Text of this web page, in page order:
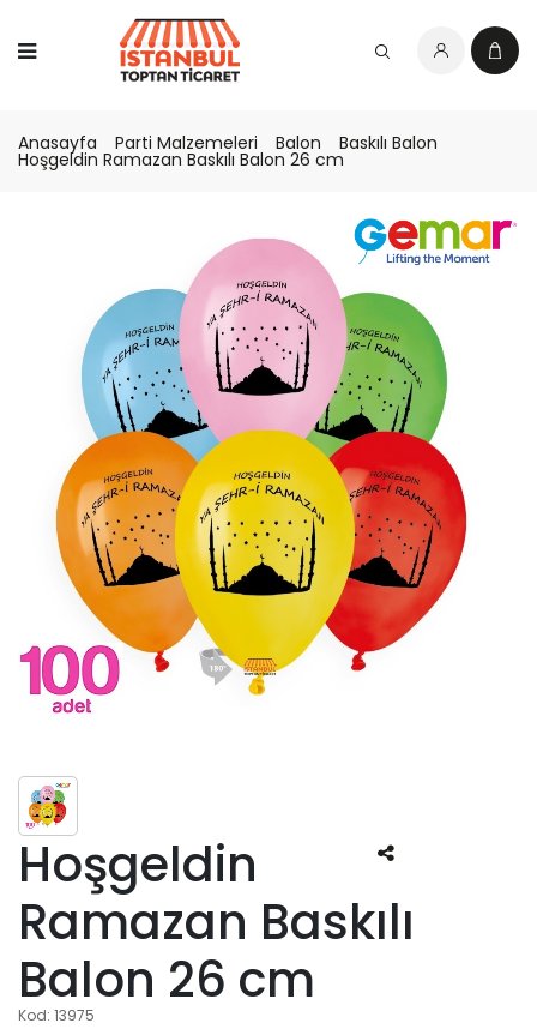
Anasayfa Parti Malzemeleri Balon Baskılı Balon
Hoşgeldin Ramazan Baskılı Balon 26 cm
Hoşgeldin
Ramazan Baskılı
Balon 26 cm
Kod: 13975